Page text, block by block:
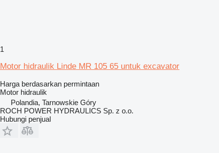
1
Motor hidraulik Linde MR 105 65 untuk excavator
Harga berdasarkan permintaan
Motor hidraulik
Polandia, Tarnowskie Góry
ROCH POWER HYDRAULICS Sp. z o.o.
Hubungi penjual